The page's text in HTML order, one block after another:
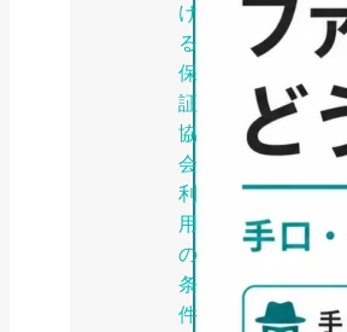
け
る
保
証
協
会
利
用
の
条
件